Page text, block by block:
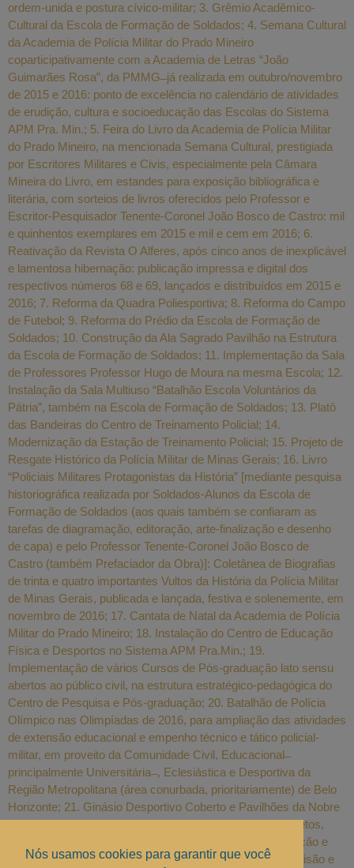
ordem-unida e postura cívico-militar; 3. Grêmio Acadêmico-
Cultural da Escola de Formação de Soldados; 4. Semana Cultural
da Academia de Polícia Militar do Prado Mineiro
coparticipativamente com a Academia de Letras “João
Guimarães Rosa”, da PMMG ̶ já realizada em outubro/novembro
de 2015 e 2016: ponto de excelência no calendário de atividades
de erudição, cultura e socioeducação das Escolas do Sistema
APM Pra. Min.; 5. Feira do Livro da Academia de Polícia Militar
do Prado Mineiro, na mencionada Semana Cultural, prestigiada
por Escritores Militares e Civis, especialmente pela Câmara
Mineira do Livro, em estandes para exposição bibliográfica e
literária, com sorteios de livros oferecidos pelo Professor e
Escritor-Pesquisador Tenente-Coronel João Bosco de Castro: mil
e quinhentos exemplares em 2015 e mil e cem em 2016; 6.
Reativação da Revista O Alferes, após cinco anos de inexplicável
e lamentosa hibernação: publicação impressa e digital dos
respectivos números 68 e 69, lançados e distribuídos em 2015 e
2016; 7. Reforma da Quadra Poliesportiva; 8. Reforma do Campo
de Futebol; 9. Reforma do Prédio da Escola de Formação de
Soldados; 10. Construção da Ala Sagrado Pavilhão na Estrutura
da Escola de Formação de Soldados; 11. Implementação da Sala
de Professores Professor Hugo de Moura na mesma Escola; 12.
Instalação da Sala Multiuso “Batalhão Escola Voluntários da
Pátria”, também na Escola de Formação de Soldados; 13. Platô
das Bandeiras do Centro de Treinamento Policial; 14.
Modernização da Estação de Treinamento Policial; 15. Projeto de
Resgate Histórico da Polícia Militar de Minas Gerais; 16. Livro
“Policiais Militares Protagonistas da História” [mediante pesquisa
historiográfica realizada por Soldados-Alunos da Escola de
Formação de Soldados (aos quais também se confiaram as
tarefas de diagramação, editoração, arte-finalização e desenho
de capa) e pelo Professor Tenente-Coronel João Bosco de
Castro (também Prefaciador da Obra)]: Coletânea de Biografias
de trinta e quatro importantes Vultos da História da Polícia Militar
de Minas Gerais, publicada e lançada, festiva e solenemente, em
novembro de 2016; 17. Cantata de Natal da Academia de Polícia
Militar do Prado Mineiro; 18. Instalação do Centro de Educação
Física e Desportos no Sistema APM Pra.Min.; 19.
Implementação de vários Cursos de Pós-graduação lato sensu
abertos ao público civil, na estrutura estratégico-pedagógica do
Centro de Pesquisa e Pós-graduação; 20. Batalhão de Polícia
Olímpico nas Olimpíadas de 2016, para ampliação das atividades
de extensão educacional e empenho técnico e tático policial-
militar, em proveito da Comunidade Civil, Educacional ̶
principalmente Universitária ̶ , Eclesiástica e Desportiva da
Região Metropolitana (área conurbada, prioritariamente) de Belo
Horizonte; 21. Ginásio Desportivo Coberto e Pavilhões da Nobre
Escola do Prado Mineiro: reforma geral, com pintura de tetos,
paredes e esquadrias metálicas; 22. Diretrizes de Educação e
Normas de Ensino da Polícia Militar de Minas Gerais: revisão e
Nós usamos cookies para garantir que você